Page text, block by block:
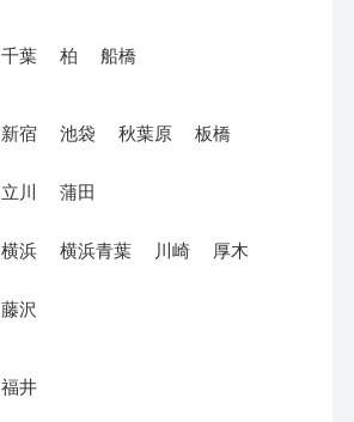
千葉 柏 船橋
新宿 池袋 秋葉原 板橋
立川 蒲田
横浜 横浜青葉 川崎 厚木
藤沢
福井